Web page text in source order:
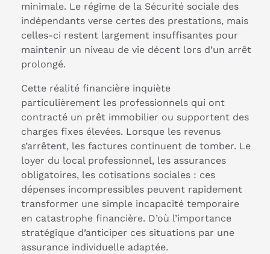
minimale. Le régime de la Sécurité sociale des
indépendants verse certes des prestations, mais
celles-ci restent largement insuffisantes pour
maintenir un niveau de vie décent lors d’un arrêt
prolongé.
Cette réalité financière inquiète
particulièrement les professionnels qui ont
contracté un prêt immobilier ou supportent des
charges fixes élevées. Lorsque les revenus
s’arrêtent, les factures continuent de tomber. Le
loyer du local professionnel, les assurances
obligatoires, les cotisations sociales : ces
dépenses incompressibles peuvent rapidement
transformer une simple incapacité temporaire
en catastrophe financière. D’où l’importance
stratégique d’anticiper ces situations par une
assurance individuelle adaptée.